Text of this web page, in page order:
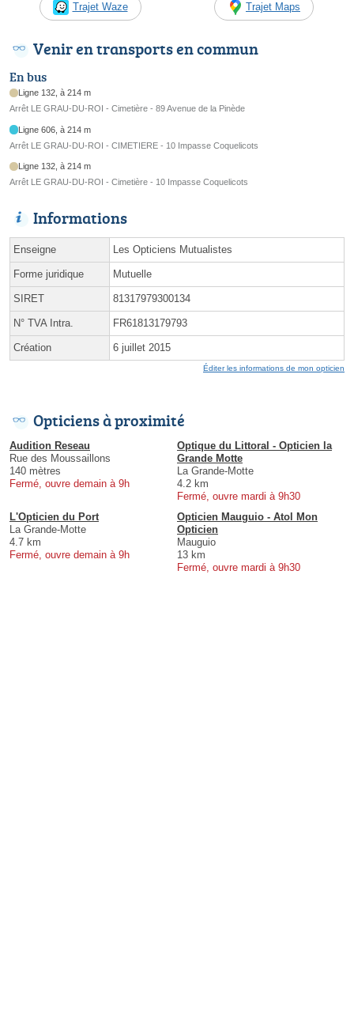
Trajet Waze Trajet Maps
Venir en transports en commun
En bus
Ligne 132, à 214 m
Arrêt LE GRAU-DU-ROI - Cimetière - 89 Avenue de la Pinède
Ligne 606, à 214 m
Arrêt LE GRAU-DU-ROI - CIMETIERE - 10 Impasse Coquelicots
Ligne 132, à 214 m
Arrêt LE GRAU-DU-ROI - Cimetière - 10 Impasse Coquelicots
Informations
Enseigne Les Opticiens Mutualistes
Forme juridique Mutuelle
SIRET 81317979300134
N° TVA Intra. FR61813179793
Création 6 juillet 2015
Éditer les informations de mon opticien
Opticiens à proximité
Audition Reseau
Rue des Moussaillons
140 mètres
Fermé, ouvre demain à 9h
Optique du Littoral - Opticien la
Grande Motte
La Grande-Motte
4.2 km
Fermé, ouvre mardi à 9h30
L'Opticien du Port
La Grande-Motte
4.7 km
Fermé, ouvre demain à 9h
Opticien Mauguio - Atol Mon
Opticien
Mauguio
13 km
Fermé, ouvre mardi à 9h30